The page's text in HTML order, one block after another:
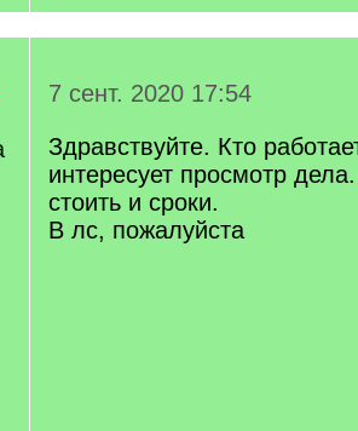
7 сент. 2020 17:54
Здравствуйте. Кто
интересует просмотр
стоить и сроки.
В лс, пожалуйста